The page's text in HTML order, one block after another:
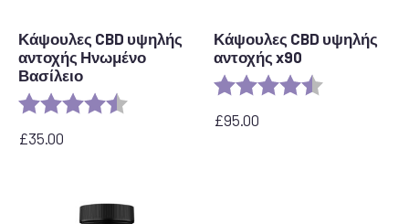
Κάψουλες CBD υψηλής
αντοχής Ηνωμένο
Βασίλειο
Rating: 4.8 out of 5 stars
£35.00
Κάψουλες CBD υψηλής
αντοχής x90
Rating:
£95.00